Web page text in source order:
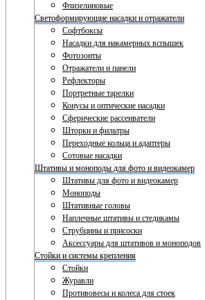
Флизелиновые
Светоформирующие насадки и отражатели
Софтбоксы
Насадки для накамерных вспышек
Фотозонты
Отражатели и панели
Рефлекторы
Портретные тарелки
Конусы и оптические насадки
Сферические рассеиватели
Шторки и фильтры
Переходные кольца и адаптеры
Сотовые насадки
Штативы и моноподы для фото и видеокамер
Штативы для фото и видеокамер
Моноподы
Штативные головы
Наплечные штативы и стедикамы
Струбцины и присоски
Аксессуары для штативов и моноподов
Стойки и системы крепления
Стойки
Журавли
Противовесы и колеса для стоек